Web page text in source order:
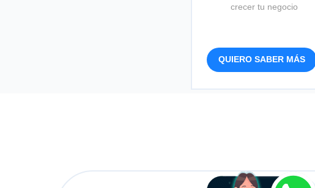
crecer tu negocio
QUIERO SABER MÁS